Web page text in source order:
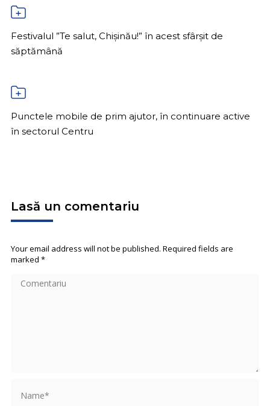
Festivalul ”Te salut, Chișinău!” în acest sfârșit de
săptămână
Punctele mobile de prim ajutor, în continuare active
în sectorul Centru
Lasă un comentariu
Your email address will not be published. Required fields are
marked *
Comentariu